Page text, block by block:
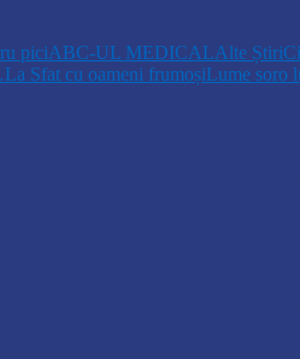
piciABC-UL MEDICALAlte Știri
La Sfat cu oameni frumoșiLume soro